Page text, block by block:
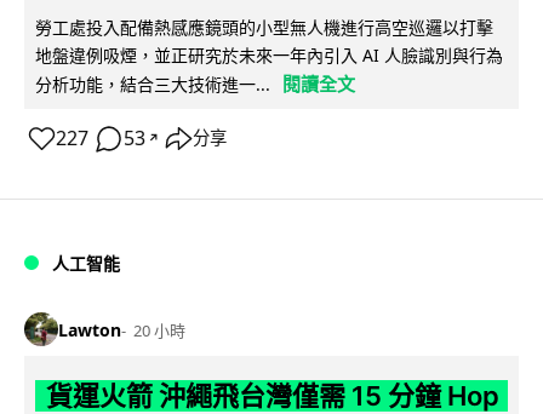
勞工處投入配備熱感應鏡頭的小型無人機進行高空巡邏以打擊
地盤違例吸煙，並正研究於未來一年內引入 AI 人臉識別與行為
分析功能，結合三大技術進一...
閱讀全文
227 53 ↗ 分享
人工智能
Lawton 20 小時
貨運火箭 沖繩飛台灣僅需 15 分鐘 Hop